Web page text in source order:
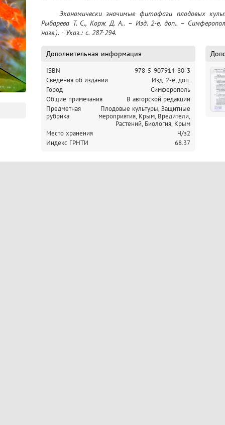
Рыбарева Т. С., Корж Д. А.. – Изд. 2-е, доп.. –
назв.). - Указ.: с. 287-294.
Дополнительная информация
ISBN
978-5-907914-80-3
Cведения об издании
Изд. 2-е, доп.
Город
Симферополь
Общие примечания
В авторской редакции
Предметная
рубрика
Плодовые культуры, Защитные
мероприятия, Крым, Вредители,
Растений, Биология, Крым
Место хранения
Ч/з2
Индекс ГРНТИ
68.37